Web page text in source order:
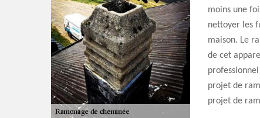
moins une
nettoyer les
maison. Le
de cet
projet de
projet de